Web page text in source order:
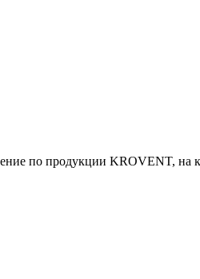
по продукции KROVENT,